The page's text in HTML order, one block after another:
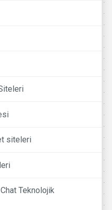
siteleri
Teknolojik